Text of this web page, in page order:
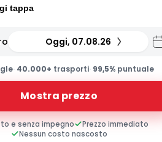
tappa
Oggi, 07.08.26
· 40.000+ trasporti· 99,5%puntuale
Mostra prezzo
e senza impegno
Prezzo immediato
Nessun costo nascosto